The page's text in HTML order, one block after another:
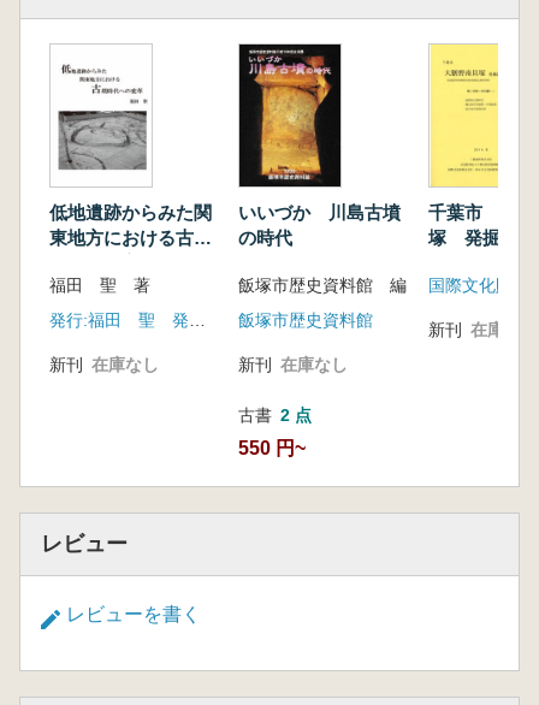
低地遺跡からみた関
東地方における古墳
福田 聖 著
発行:福田 聖 発売:六一書房
新刊 在庫なし
いいづか 川島古墳
の時代
飯塚市歴史資料館 編
飯塚市歴史資料館
新刊 在庫なし
古書 2 点
550 円~
千葉市 大膳
塚 発掘調査
冊
新刊 在庫なし
レビュー
レビューを書く